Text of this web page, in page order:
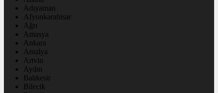
Adıyaman
Afyonkarahisar
Ağrı
Amasya
Ankara
Antalya
Artvin
Aydın
Balıkesir
Bilecik